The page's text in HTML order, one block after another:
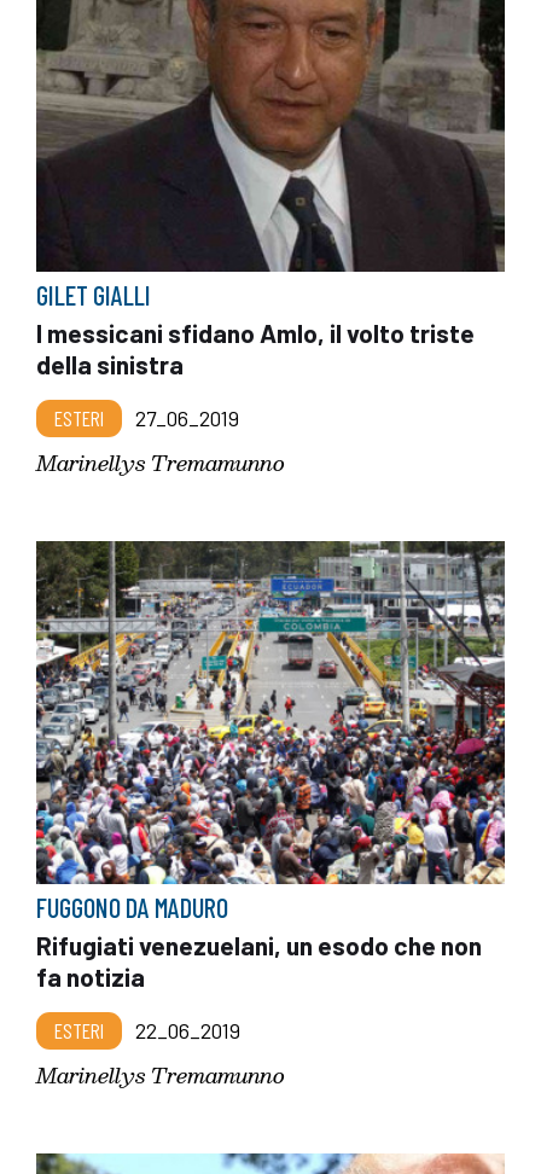
GILET GIALLI
I messicani sfidano Amlo, il volto triste
della sinistra
ESTERI 27_06_2019
Marinellys Tremamunno
FUGGONO DA MADURO
Rifugiati venezuelani, un esodo che non
fa notizia
ESTERI 22_06_2019
Marinellys Tremamunno